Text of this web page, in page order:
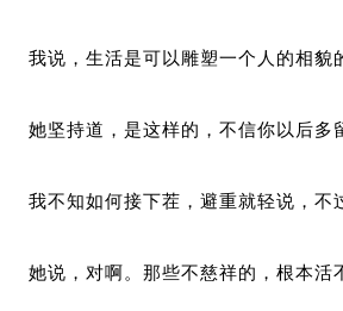
我说，生活是可以雕塑一个人的相貌
她坚持道，是这样的，不信你以后多
我不知如何接下茬，避重就轻说，不
她说，对啊。那些不慈祥的，根本活